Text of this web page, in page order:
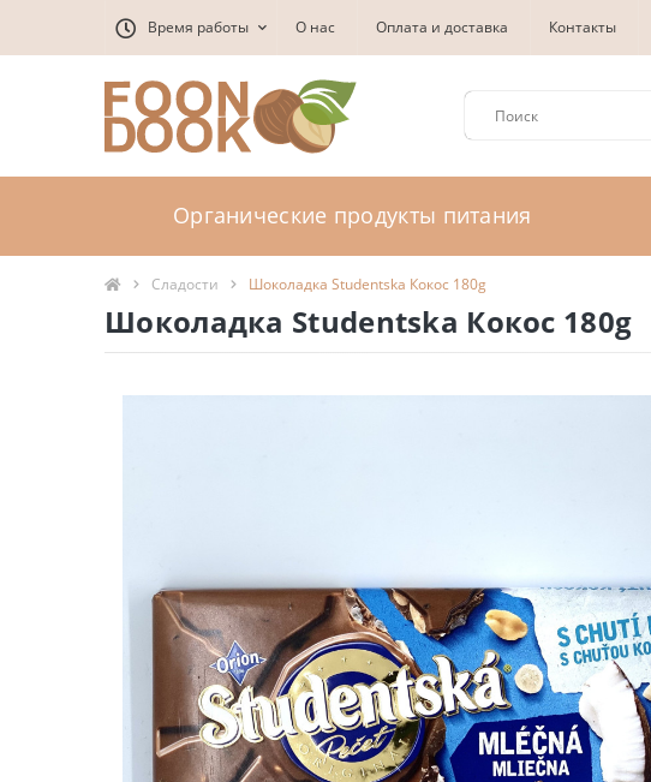
Время работы О нас Оплата и доставка Контакты
Органические продукты питания
Сладости Шоколадка Studentska Кокос 180g
Шоколадка Studentska Кокос 180g